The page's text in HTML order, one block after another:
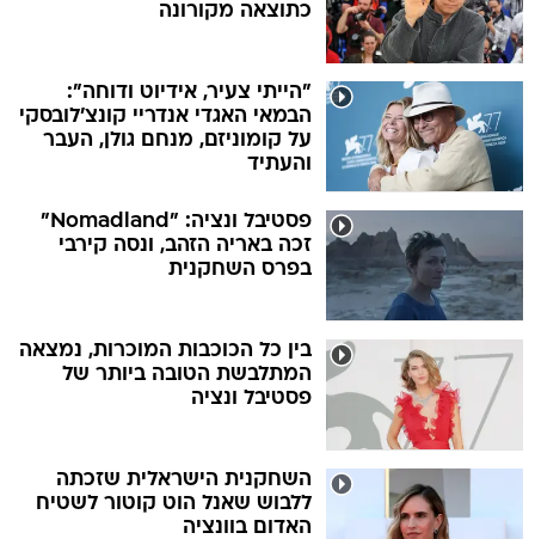
כתוצאה מקורונה
"הייתי צעיר, אידיוט ודוחה":
הבמאי האגדי אנדריי קונצ'לובסקי
על קומוניזם, מנחם גולן, העבר
והעתיד
פסטיבל ונציה: "Nomadland"
זכה באריה הזהב, ונסה קירבי
בפרס השחקנית
בין כל הכוכבות המוכרות, נמצאה
המתלבשת הטובה ביותר של
פסטיבל ונציה
השחקנית הישראלית שזכתה
ללבוש שאנל הוט קוטור לשטיח
האדום בוונציה